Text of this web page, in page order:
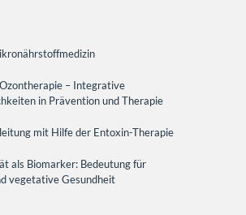
– Integrative
in Prävention und Therapie
mit Hilfe der Entoxin-Therapie
als Biomarker: Bedeutung für
vegetative Gesundheit